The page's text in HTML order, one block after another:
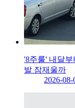
'8주룰' 내달
발 잠재울까
2026-